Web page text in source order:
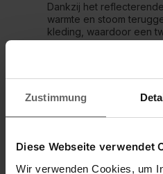
Zustimmung
Diese Webseite verwendet
Wir verwenden Cookies, um
Dankzij het
warmte en stoom
kleding, waardoor een
ontstaat. Dat bespaart
Meer